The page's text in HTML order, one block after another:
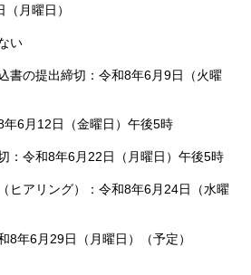
月曜日）
い
書の提出締切：令和8年6月9日（火曜
6月12日（金曜日）午後5時
：令和8年6月22日（月曜日）午後5時
ヒアリング）：令和8年6月24日（水曜
8年6月29日（月曜日）（予定）